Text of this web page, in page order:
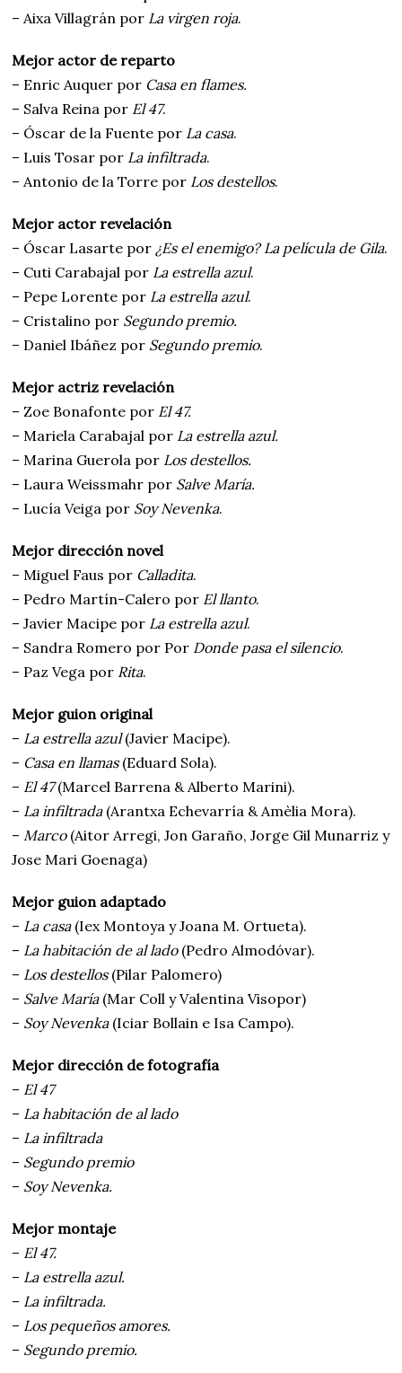
– Aixa Villagrán por La virgen roja.
Mejor actor de reparto
– Enric Auquer por Casa en flames.
– Salva Reina por El 47.
– Óscar de la Fuente por La casa.
– Luis Tosar por La infiltrada.
– Antonio de la Torre por Los destellos.
Mejor actor revelación
– Óscar Lasarte por ¿Es el enemigo? La película de Gila.
– Cuti Carabajal por La estrella azul.
– Pepe Lorente por La estrella azul.
– Cristalino por Segundo premio.
– Daniel Ibáñez por Segundo premio.
Mejor actriz revelación
– Zoe Bonafonte por El 47.
– Mariela Carabajal por La estrella azul.
– Marina Guerola por Los destellos.
– Laura Weissmahr por Salve María.
– Lucía Veiga por Soy Nevenka.
Mejor dirección novel
– Miguel Faus por Calladita.
– Pedro Martín-Calero por El llanto.
– Javier Macipe por La estrella azul.
– Sandra Romero por Por Donde pasa el silencio.
– Paz Vega por Rita.
Mejor guion original
– La estrella azul(Javier Macipe).
– Casa en llamas (Eduard Sola).
– El 47(Marcel Barrena & Alberto Marini).
– La infiltrada(Arantxa Echevarría & Amèlia Mora).
– Marco(Aitor Arregi, Jon Garaño, Jorge Gil Munarriz y
Jose Mari Goenaga)
Mejor guion adaptado
– La casa(Iex Montoya y Joana M. Ortueta).
– La habitación de al lado(Pedro Almodóvar).
– Los destellos(Pilar Palomero)
– Salve María(Mar Coll y Valentina Visopor)
– Soy Nevenka(Iciar Bollain e Isa Campo).
Mejor dirección de fotografía
– El 47
– La habitación de al lado
– La infiltrada
– Segundo premio
– Soy Nevenka.
Mejor montaje
– El 47.
– La estrella azul.
– La infiltrada.
– Los pequeños amores.
– Segundo premio.